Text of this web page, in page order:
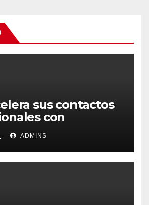
sus contactos
con
como socio
en su agenda de
ADMINS